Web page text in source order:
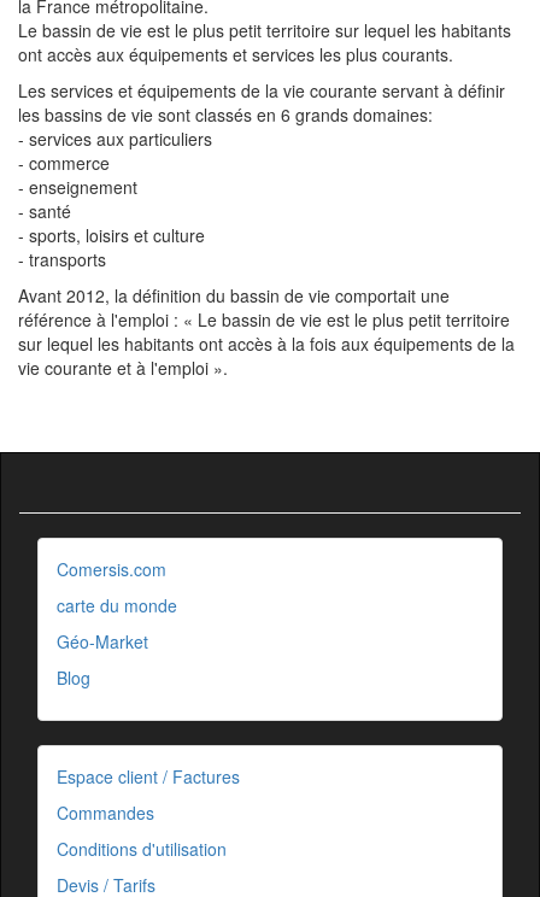
la France métropolitaine.
Le bassin de vie est le plus petit territoire sur lequel les habitants
ont accès aux équipements et services les plus courants.
Les services et équipements de la vie courante servant à définir
les bassins de vie sont classés en 6 grands domaines:
- services aux particuliers
- commerce
- enseignement
- santé
- sports, loisirs et culture
- transports
Avant 2012, la définition du bassin de vie comportait une
référence à l'emploi : « Le bassin de vie est le plus petit territoire
sur lequel les habitants ont accès à la fois aux équipements de la
vie courante et à l'emploi ».
Comersis.com
carte du monde
Géo-Market
Blog
Espace client / Factures
Commandes
Conditions d'utilisation
Devis / Tarifs